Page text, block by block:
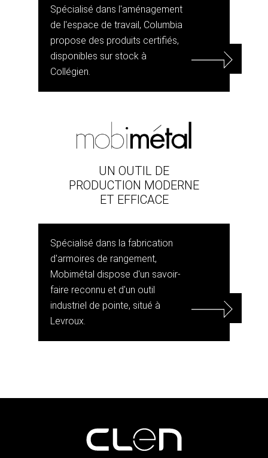
Spécialisé dans l'aménagement
de l'espace de travail, Columbia
propose des produits certifiés,
disponibles sur stock à
Collégien.
UN OUTIL DE
PRODUCTION MODERNE
ET EFFICACE
Spécialisé dans la fabrication
d'armoires de rangement,
Mobimétal dispose d'un savoir-
faire reconnu et d'un outil
industriel de pointe, situé à
Levroux.